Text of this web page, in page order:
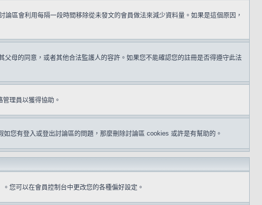
區會利用每隔一段時間移除從未發文的會員做法來減少資料量。如果是這個原因，
母的同意，或者其他合法監護人的容許。如果您不能確認您的註冊是否得遵守此法
理員以獲得協助。
您有登入或登出討論區的問題，那麼刪除討論區 cookies 或許是有幫助的。
您可以在會員控制台中更改您的各種偏好設定。